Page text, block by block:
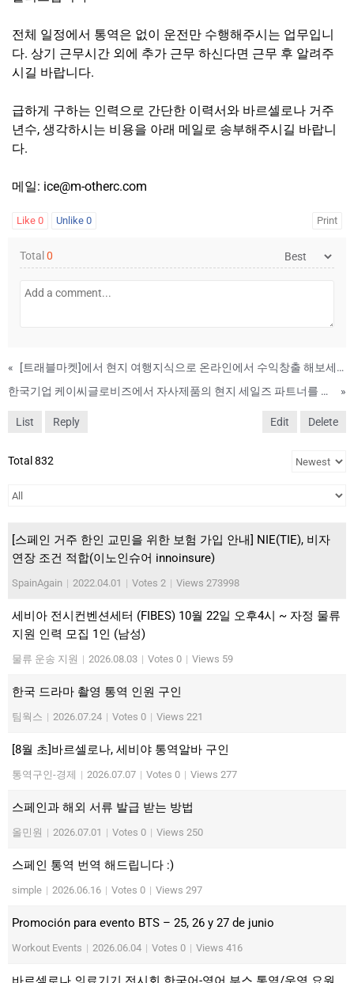
전체 일정에서 통역은 없이 운전만 수행해주시는 업무입니
다. 상기 근무시간 외에 추가 근무 하신다면 근무 후 알려주
시길 바랍니다.
급하게 구하는 인력으로 간단한 이력서와 바르셀로나 거주
년수, 생각하시는 비용을 아래 메일로 송부해주시길 바랍니
다.
메일: ice@m-otherc.com
Like 0 Unlike 0 Print
Total 0
«
[트래블마켓]에서 현지 여행지식으로 온라인에서 수익창출 해보세요! [프리랜서]
한국기업 케이씨글로비즈에서 자사제품의 현지 세일즈 파트너를 구합니다.
»
List Reply Edit Delete
Total 832
[스페인 거주 한인 교민을 위한 보험 가입 안내] NIE(TIE), 비자
연장 조건 적합(이노인슈어 innoinsure)
SpainAgain | 2022.04.01 | Votes 2 | Views 273998
세비아 전시컨벤션세터 (FIBES) 10월 22일 오후4시 ~ 자정 물류
지원 인력 모집 1인 (남성)
물류 운송 지원 | 2026.08.03 | Votes 0 | Views 59
한국 드라마 촬영 통역 인원 구인
팀웍스 | 2026.07.24 | Votes 0 | Views 221
[8월 초]바르셀로나, 세비야 통역알바 구인
통역구인-경제 | 2026.07.07 | Votes 0 | Views 277
스페인과 해외 서류 발급 받는 방법
올민원 | 2026.07.01 | Votes 0 | Views 250
스페인 통역 번역 해드립니다 :)
simple | 2026.06.16 | Votes 0 | Views 297
Promoción para evento BTS – 25, 26 y 27 de junio
Workout Events | 2026.06.04 | Votes 0 | Views 416